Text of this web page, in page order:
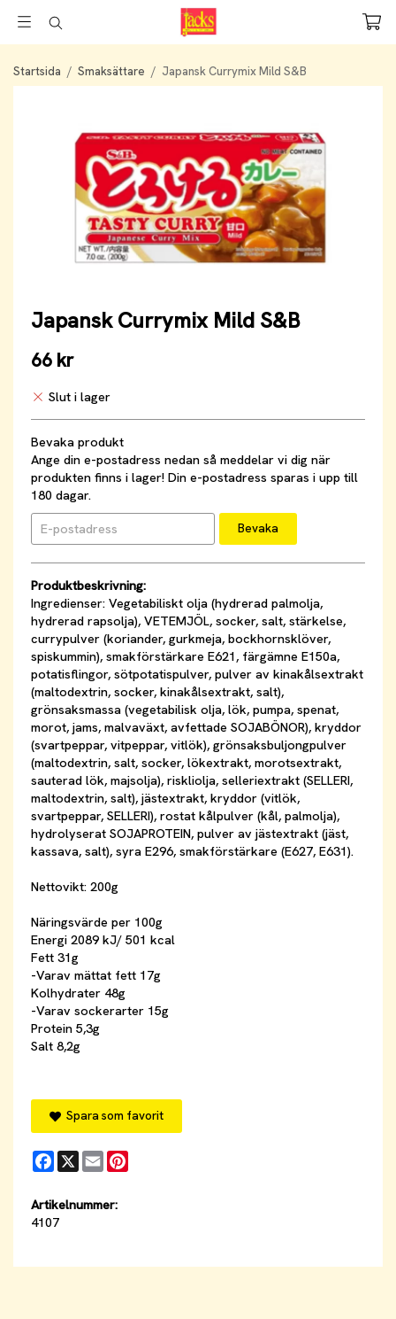
Startsida / Smaksättare / Japansk Currymix Mild S&B
Japansk Currymix Mild S&B
66 kr
Slut i lager
Bevaka produkt
Ange din e-postadress nedan så meddelar vi dig när
produkten finns i lager! Din e-postadress sparas i upp till
180 dagar.
Bevaka
Produktbeskrivning:
Ingredienser: Vegetabiliskt olja (hydrerad palmolja,
hydrerad rapsolja), VETEMJÖL, socker, salt, stärkelse,
currypulver (koriander, gurkmeja, bockhornsklöver,
spiskummin), smakförstärkare E621, färgämne E150a,
potatisflingor, sötpotatispulver, pulver av kinakålsextrakt
(maltodextrin, socker, kinakålsextrakt, salt),
grönsaksmassa (vegetabilisk olja, lök, pumpa, spenat,
morot, jams, malvaväxt, avfettade SOJABÖNOR), kryddor
(svartpeppar, vitpeppar, vitlök), grönsaksbuljongpulver
(maltodextrin, salt, socker, lökextrakt, morotsextrakt,
sauterad lök, majsolja), riskliolja, selleriextrakt (SELLERI,
maltodextrin, salt), jästextrakt, kryddor (vitlök,
svartpeppar, SELLERI), rostat kålpulver (kål, palmolja),
hydrolyserat SOJAPROTEIN, pulver av jästextrakt (jäst,
kassava, salt), syra E296, smakförstärkare (E627, E631).
Nettovikt: 200g
Näringsvärde per 100g
Energi 2089 kJ/ 501 kcal
Fett 31g
-Varav mättat fett 17g
Kolhydrater 48g
-Varav sockerarter 15g
Protein 5,3g
Salt 8,2g
Spara som favorit
Facebook
X Email
Artikelnummer:
4107